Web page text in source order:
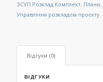
ЗСУП.Розклад.Комплект, Плани,
Управління розкладом проєкту
Відгуки (0)
ВІДГУКИ